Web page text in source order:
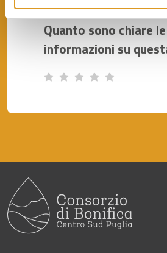
Quanto sono chiare le
informazioni su